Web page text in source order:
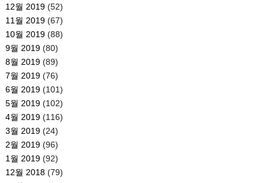
12월 2019(52)
11월 2019(67)
10월 2019(88)
9월 2019(80)
8월 2019(89)
7월 2019(76)
6월 2019(101)
5월 2019(102)
4월 2019(116)
3월 2019(24)
2월 2019(96)
1월 2019(92)
12월 2018(79)